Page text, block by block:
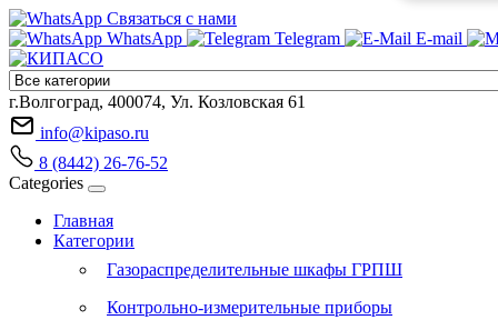
Связаться с нами
WhatsApp
Telegram E-mail
г.Волгоград, 400074, Ул. Козловская 61
info@kipaso.ru
8 (8442) 26-76-52
Categories
Главная
Категории
Газораспределительные шкафы ГРПШ
Контрольно-измерительные приборы